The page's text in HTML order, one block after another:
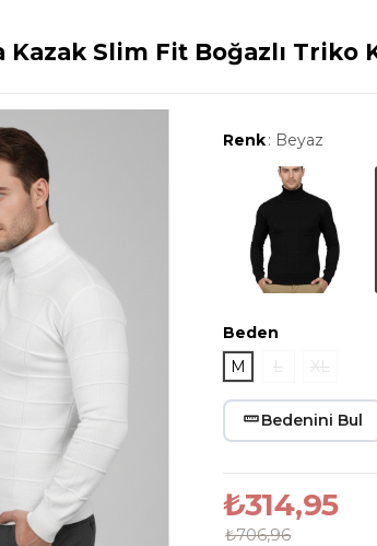
Kazak Slim Fit Boğazlı Triko
Renk: Beyaz
Siyah
Beden
M
L XL
Bedenini Bul
₺314,95
₺706,96